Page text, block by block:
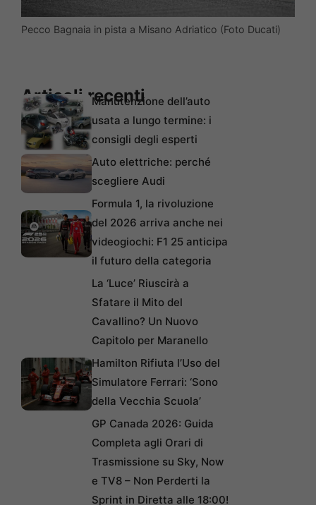
Pecco Bagnaia in pista a Misano Adriatico (Foto Ducati)
Articoli recentiManutenzione dell’auto
usata a lungo termine: i
consigli degli esperti
Auto elettriche: perché
scegliere Audi
Formula 1, la rivoluzione
del 2026 arriva anche nei
videogiochi: F1 25 anticipa
il futuro della categoria
La ‘Luce’ Riuscirà a
Sfatare il Mito del
Cavallino? Un Nuovo
Capitolo per Maranello
Hamilton Rifiuta l’Uso del
Simulatore Ferrari: ‘Sono
della Vecchia Scuola’
GP Canada 2026: Guida
Completa agli Orari di
Trasmissione su Sky, Now
e TV8 – Non Perderti la
Sprint in Diretta alle 18:00!